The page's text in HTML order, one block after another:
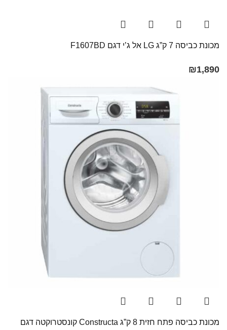
מכונת כביסה 7 ק”ג LG אל ג’י דגם F1607BD
₪1,890
מכונת כביסה פתח חזית 8 ק”ג Constructa קונסטרוקטה דגם